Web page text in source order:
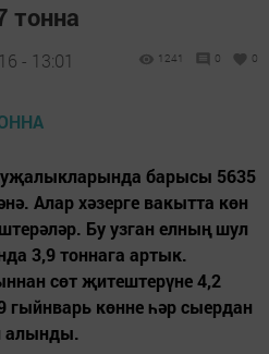
тонна
- 13:01 1241 0 0
барысы 5635
Алар хәзерге вакытта көн
Бу узган елның шул
3,9 тоннага артык.
сөт җитештерүне 4,2
гыйнварь көнне һәр сыердан
алынды.